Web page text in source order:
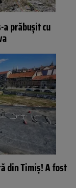
a prăbușit cu
din Timiș! A fost